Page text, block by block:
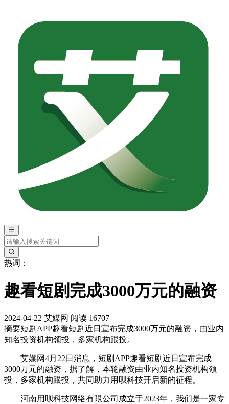
热词：
趣看短剧完成3000万元的融资
2024-04-22 艾媒网 阅读 16707
摘要短剧APP趣看短剧近日宣布完成3000万元的融资，由业内
知名投资机构领投，多家机构跟投。
艾媒网4月22日消息，短剧APP趣看短剧近日宣布完成
3000万元的融资，据了解，本轮融资由业内知名投资机构领
投，多家机构跟投，共同助力用呗科技开启新的征程。
河南用呗科技网络有限公司成立于2023年，我们是一家专